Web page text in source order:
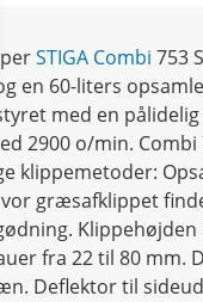
STIGA Combi 753
en 60-liters
med en pålidelig
2900 o/min.
klippemetoder:
græsafklippet
fra 22 til 80 mm.
Deflektor til